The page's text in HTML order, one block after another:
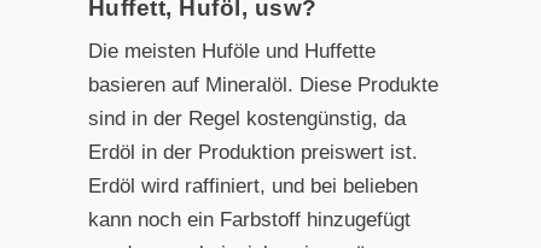
Huffett, Huföl, usw?
Die meisten Huföle und Huffette
basieren auf Mineralöl. Diese Produkte
sind in der Regel kostengünstig, da
Erdöl in der Produktion preiswert ist.
Erdöl wird raffiniert, und bei belieben
kann noch ein Farbstoff hinzugefügt